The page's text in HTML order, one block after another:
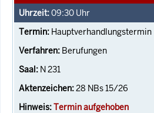
09:30 Uhr
Hauptverhandlungstermin
Berufungen
N 231
28 NBs 15/26
Termin aufgehoben